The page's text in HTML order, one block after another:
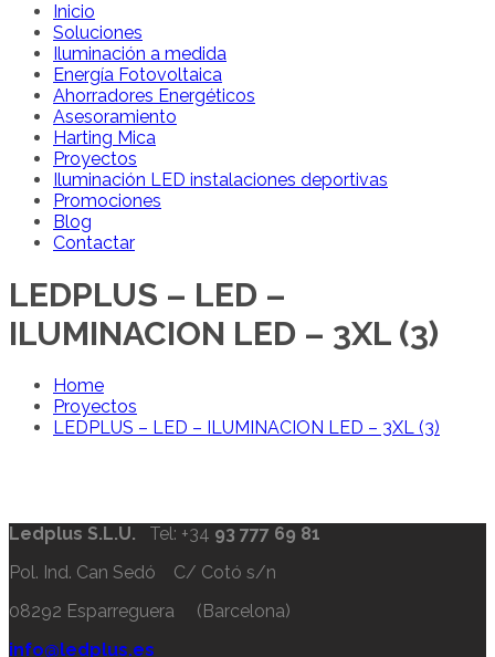
Inicio
Soluciones
Iluminación a medida
Energía Fotovoltaica
Ahorradores Energéticos
Asesoramiento
Harting Mica
Proyectos
Iluminación LED instalaciones deportivas
Promociones
Blog
Contactar
LEDPLUS – LED –
ILUMINACION LED – 3XL (3)
Home
Proyectos
LEDPLUS – LED – ILUMINACION LED – 3XL (3)
Ledplus S.L.U. Tel: +34 93 777 69 81
Pol. Ind. Can Sedó C/ Cotó s/n
08292 Esparreguera (Barcelona)
info@ledplus.es